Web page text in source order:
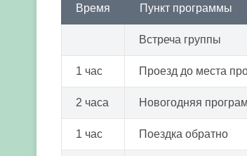
Время Пункт программы
Встреча группы
1 час Проезд до места
2 часа Новогодняя
1 час Поездка обратно